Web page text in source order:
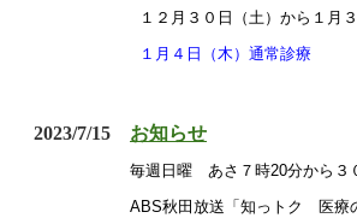
１２月３０日（土）から１月
１月４日（木）通常診療
2023/7/15 お知らせ
毎週日曜 あさ７時20分から３
ABS秋田放送「知っトク 医療